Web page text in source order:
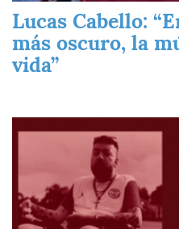
Lucas Cabello:
más oscuro, la
vida”